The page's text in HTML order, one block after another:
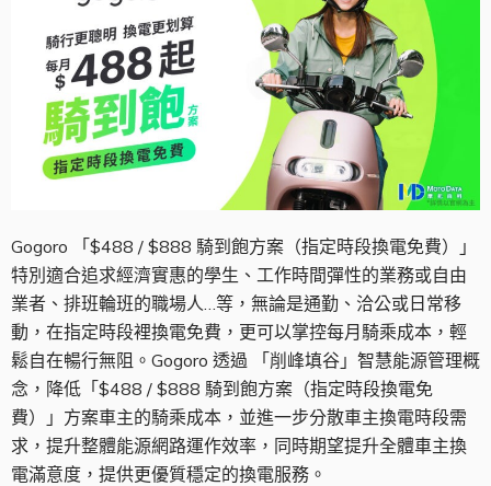
Gogoro 「$488 / $888 騎到飽方案（指定時段換電免費）」
特別適合追求經濟實惠的學生、工作時間彈性的業務或自由
業者、排班輪班的職場人…等，無論是通勤、洽公或日常移
動，在指定時段裡換電免費，更可以掌控每月騎乘成本，輕
鬆自在暢行無阻。Gogoro 透過 「削峰填谷」智慧能源管理概
念，降低「$488 / $888 騎到飽方案（指定時段換電免
費）」方案車主的騎乘成本，並進一步分散車主換電時段需
求，提升整體能源網路運作效率，同時期望提升全體車主換
電滿意度，提供更優質穩定的換電服務。